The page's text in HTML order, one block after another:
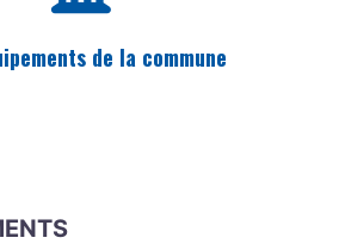
de la commune